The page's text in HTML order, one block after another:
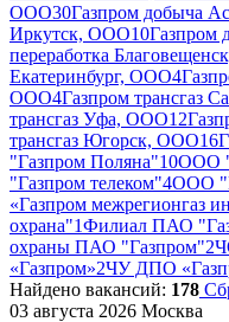
ООО30Газпром добыча
Иркутск, ООО10Газпром
переработка
Екатеринбург, ООО4
ООО4Газпром трансгаз
трансгаз Уфа, ООО12
трансгаз Югорск, ООО16
"Газпром Поляна"10ООО
"Газпром телеком"4ООО
«Газпром межрегионгаз
охрана"1Филиал ПАО
охраны ПАО "Газпром"2
«Газпром»2ЧУ ДПО
Найдено вакансий: 178
03 августа 2026 Москва